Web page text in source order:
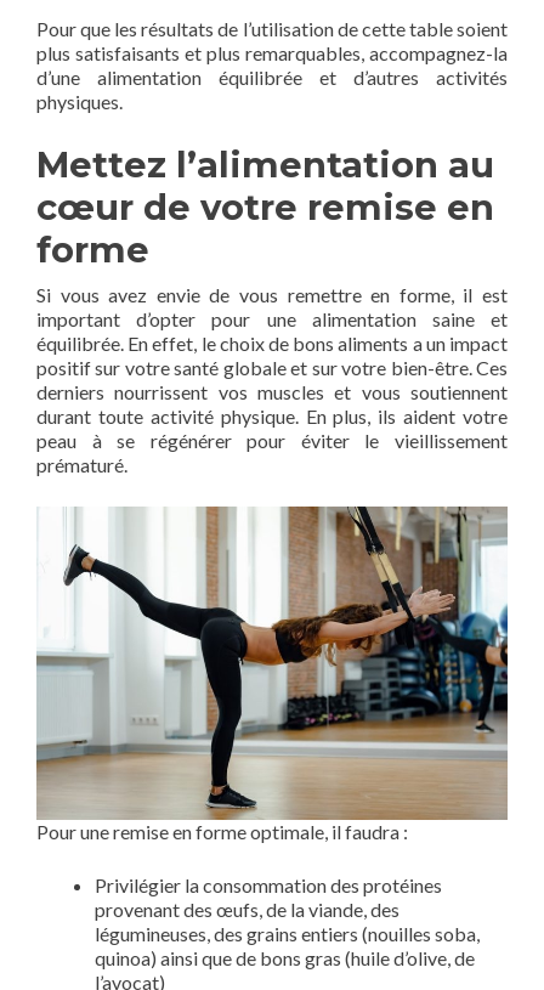
Pour que les résultats de l’utilisation de cette table soient
plus satisfaisants et plus remarquables, accompagnez-la
d’une alimentation équilibrée et d’autres activités
physiques.
Mettez l’alimentation au
cœur de votre remise en
forme
Si vous avez envie de vous remettre en forme, il est
important d’opter pour une alimentation saine et
équilibrée. En effet, le choix de bons aliments a un impact
positif sur votre santé globale et sur votre bien-être. Ces
derniers nourrissent vos muscles et vous soutiennent
durant toute activité physique. En plus, ils aident votre
peau à se régénérer pour éviter le vieillissement
prématuré.
Pour une remise en forme optimale, il faudra :
Privilégier la consommation des protéines
provenant des œufs, de la viande, des
légumineuses, des grains entiers (nouilles soba,
quinoa) ainsi que de bons gras (huile d’olive, de
l’avocat)